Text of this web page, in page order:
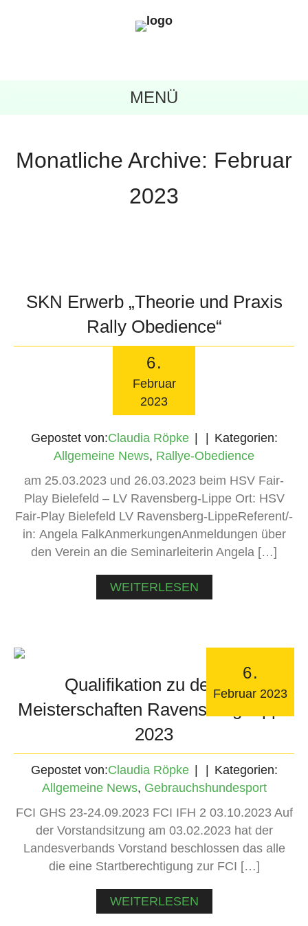
MENÜ
Monatliche Archive: Februar
2023
SKN Erwerb „Theorie und Praxis
Rally Obedience“
6.
Februar
2023
Gepostet von:Claudia Röpke
Kategorien:
Allgemeine News, Rallye-Obedience
am 25.03.2023 und 26.03.2023 beim HSV Fair-
Play Bielefeld – LV Ravensberg-Lippe Ort: HSV
Fair-Play Bielefeld LV Ravensberg-LippeReferent/-
in: Angela FalkAnmerkungenAnmeldungen über
den Verein an die Seminarleiterin Angela […]
WEITERLESEN
Qualifikation zu den LV
Meisterschaften Ravensberg-Lippe
2023
6.
Februar 2023
Gepostet von:Claudia Röpke
Kategorien:
Allgemeine News, Gebrauchshundesport
FCI GHS 23-24.09.2023 FCI IFH 2 03.10.2023 Auf
der Vorstandsitzung am 03.02.2023 hat der
Landesverbands Vorstand beschlossen das alle
die eine Startberechtigung zur FCI […]
WEITERLESEN